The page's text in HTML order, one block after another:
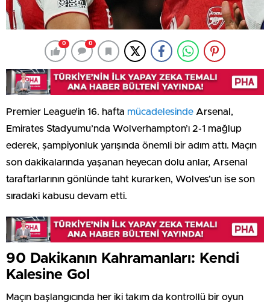
0 0
Premier League’in 16. hafta mücadelesinde Arsenal,
Emirates Stadyumu’nda Wolverhampton’ı 2-1 mağlup
ederek, şampiyonluk yarışında önemli bir adım attı. Maçın
son dakikalarında yaşanan heyecan dolu anlar, Arsenal
taraftarlarının gönlünde taht kurarken, Wolves’un ise son
sıradaki kabusu devam etti.
90 Dakikanın Kahramanları: Kendi
Kalesine Gol
Maçın başlangıcında her iki takım da kontrollü bir oyun